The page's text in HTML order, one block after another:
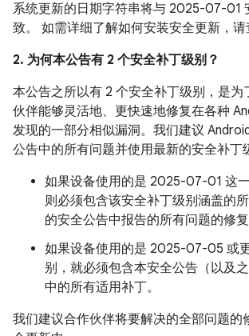
系统更新的日期字符串将与 2025-07-01
致。 如需详细了解如何安装安全更新，请
2. 为何本公告有 2 个安全补丁级别？
本公告之所以有 2 个安全补丁级别，是为
伙伴能够灵活地、更快速地修复在各种
发现的一部分相似漏洞。我们建议
公告中的所有问题并使用最新的安全补丁
如果设备使用的是 2025-07-01 这
则必须包含该安全补丁级别涵盖的
的安全公告中报告的所有问题的修复
如果设备使用的是 2025-07-05 或
别，就必须包含本安全公告（以及之
中的所有适用补丁。
我们建议合作伙伴将要解决的全部问题的